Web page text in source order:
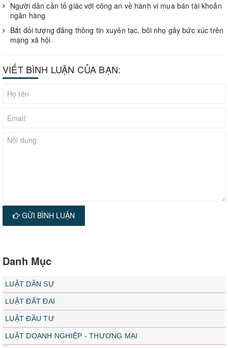
Người dân cần tố giác với công an về hành vi mua bán tài khoản
ngân hàng
Bắt đối tượng đăng thông tin xuyên tạc, bôi nhọ gây bức xúc trên
mạng xã hội
VIẾT BÌNH LUẬN CỦA BẠN:
GỬI BÌNH LUẬN
Danh Mục
LUẬT DÂN SỰ
LUẬT ĐẤT ĐAI
LUẬT ĐẦU TƯ
LUẬT DOANH NGHIỆP - THƯƠNG MẠI